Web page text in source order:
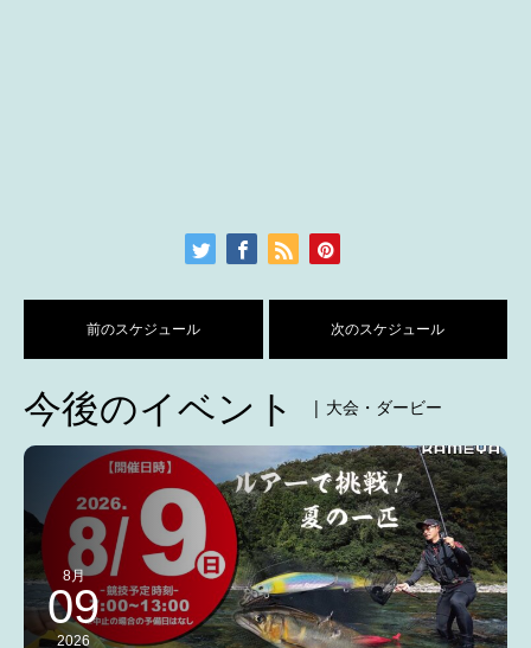
前のスケジュール 次のスケジュール
今後のイベント | 大会・ダービー
8月
09
2026